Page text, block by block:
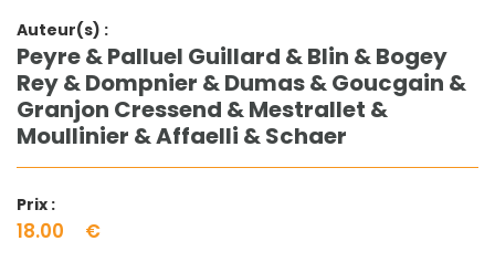
Auteur(s) :
Peyre & Palluel Guillard & Blin & Bogey
Rey & Dompnier & Dumas & Goucgain &
Granjon Cressend & Mestrallet &
Moullinier & Affaelli & Schaer
Prix :
18.00 €